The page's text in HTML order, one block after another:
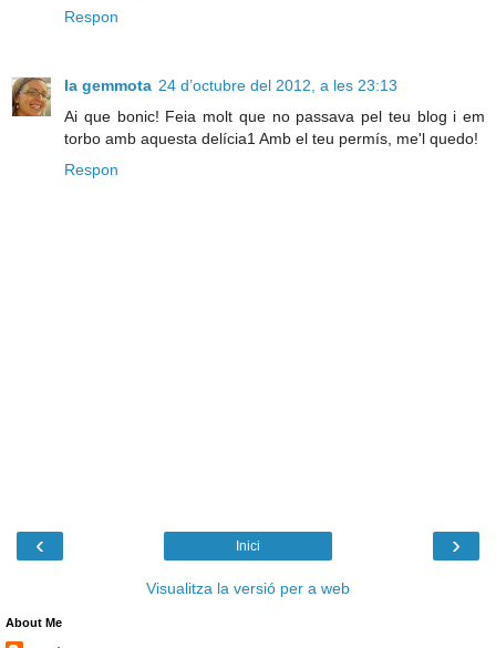
Respon
la gemmota 24 d’octubre del 2012, a les 23:13
Ai que bonic! Feia molt que no passava pel teu blog i em
torbo amb aquesta delícia1 Amb el teu permís, me'l quedo!
Respon
‹ ›
Inici
Visualitza la versió per a web
About Me